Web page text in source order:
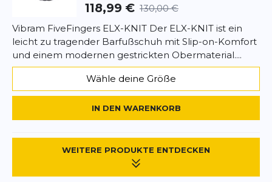
BEWERTUNG HINZUFÜGEN
Dieses Formular ist durch reCAPTCHA geschützt – es gelten die
Google.
118,99 € 130,00 €
Vibram FiveFingers ELX-KNIT Der ELX-KNIT ist ein
leicht zu tragender Barfußschuh mit Slip-on-Komfort
und einem modernen gestrickten Obermaterial....
Wähle deine Größe
IN DEN WARENKORB
WEITERE PRODUKTE ENTDECKEN